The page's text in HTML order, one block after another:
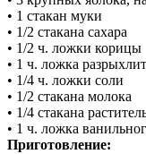
• 1 стакан муки
• 1/2 стакана сахара
• 1/2 ч. ложки корицы
• 1 ч. ложка
• 1/4 ч. ложки соли
• 1/2 стакана молока
• 1/4 стакана
• 1 ч. ложка
Приготовление: